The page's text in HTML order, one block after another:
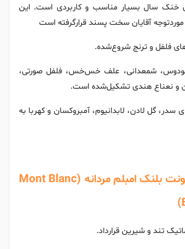
خنک سال بسیار مناسب و کاربردی است. این
آقایان سخت پسند قرارگرفته است
فلفل و ترنج شروع‌شده.
شمعدانی، علف خس‌خس، فلفل صورتی،
و نعناع هندی تشکیل‌شده است.
سدر، گل لادن، لابدانیوم، آمبروکسان و کهربا به
9-ادوپرفیوم مونت بلنک امبلم مردانه (Mont Blanc
تند و شیرین قرارداد.